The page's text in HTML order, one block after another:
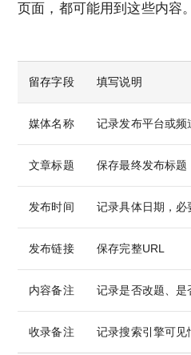
页面，都可能用到这些内容。
留存字段 填写说明
媒体名称 记录发布平台或频
文章标题 保存最终发布标
发布时间 记录具体日期，必
发布链接 保存完整URL
内容备注 记录是否改题、
收录备注 记录搜索引擎可见